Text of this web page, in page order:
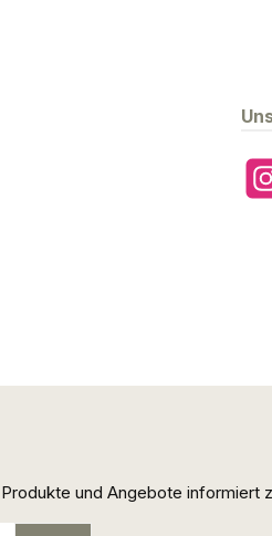
und Angebote informiert